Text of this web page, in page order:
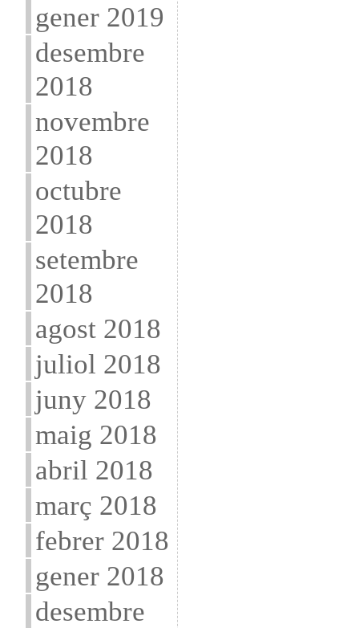
gener 2019
desembre
2018
novembre
2018
octubre
2018
setembre
2018
agost 2018
juliol 2018
juny 2018
maig 2018
abril 2018
març 2018
febrer 2018
gener 2018
desembre